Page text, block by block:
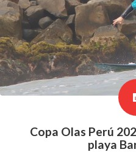
Copa Olas Perú
playa